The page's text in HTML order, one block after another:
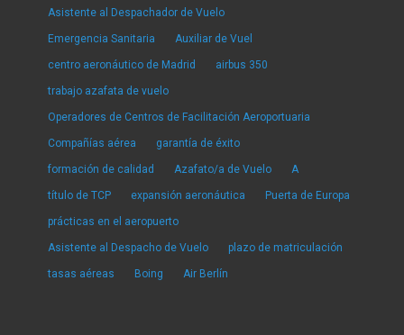
Asistente al Despachador de Vuelo
Emergencia Sanitaria Auxiliar de Vuel
centro aeronáutico de Madrid airbus 350
trabajo azafata de vuelo
Operadores de Centros de Facilitación Aeroportuaria
Compañías aérea garantía de éxito
formación de calidad Azafato/a de Vuelo A
título de TCP expansión aeronáutica Puerta de Europa
prácticas en el aeropuerto
Asistente al Despacho de Vuelo plazo de matriculación
tasas aéreas Boing Air Berlín